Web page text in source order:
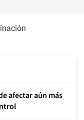
afectar aún más